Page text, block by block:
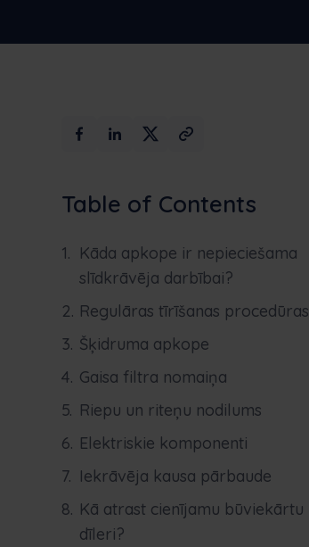
intelekts
versiju
Table of Contents
Kāda apkope ir nepieciešama
slīdkrāvēja darbībai?
Regulāras tīrīšanas procedūras
Šķidruma apkope
Gaisa filtra nomaiņa
Riepu un riteņu nodilums
Elektriskie komponenti
Iekrāvēja kausa pārbaude
Kā atrast cienījamu būviekārtu
dīleri?